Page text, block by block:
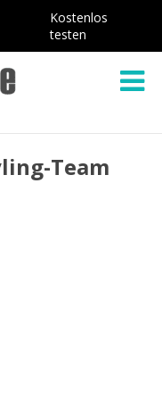
Kostenlos
testen
Team